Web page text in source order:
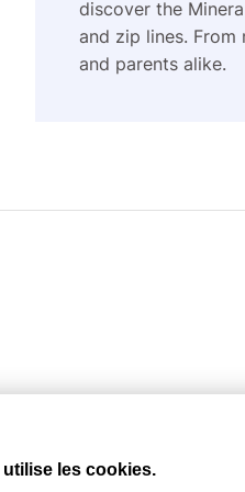
discover the
and zip lines.
and parents alike.
sur 4 saisons
la grande vallée de
le meilleur. Actualités,
utilise les cookies.